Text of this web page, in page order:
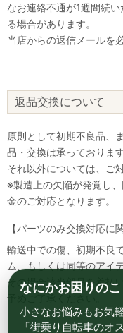
なお連絡不通が1週間続
る場合があります。
当店からの返信メールを
返品交換について
原則として初期不良品、
品・交換は承っております
それ以外については、ご
※製造上の欠陥が発覚し
金のご対応となります。
【パーツのみ交換対応に
輸送中での傷、初期不良
ム、もしくは同等のアイ
その場合該当部品を着払
予めご了承ください。
なにかお困りの
小さなお悩みもお気
「街乗り自転車のオ